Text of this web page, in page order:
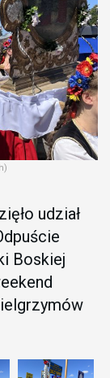
udział
Boskiej